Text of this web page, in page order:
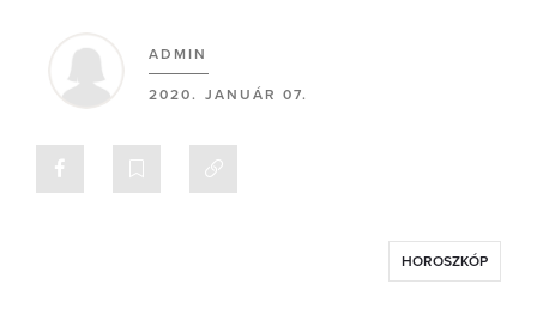
ADMIN
2020. JANUÁR 07.
HOROSZKÓP